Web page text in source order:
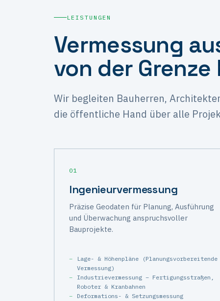
LEISTUNGEN
Vermessung
von der
Wir begleiten Bauherren,
die öffentliche Hand über alle
01
Ingenieur­vermessung
Präzise Geodaten für Planung, Ausführung
und Überwachung anspruchsvoller
Bauprojekte.
Lage- & Höhenpläne (Planungsvorbereitende
Vermessung)
Industrievermessung – Fertigungsstraßen,
Roboter & Kranbahnen
Deformations- & Setzungsmessung